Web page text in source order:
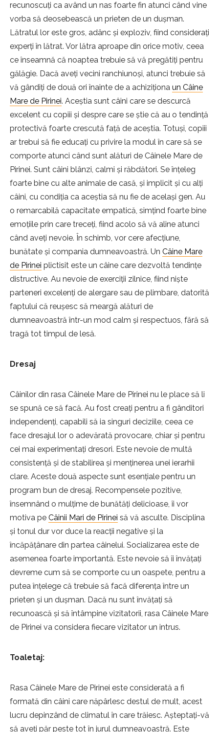
recunoscuți ca având un nas foarte fin atunci când vine
vorba să deosebească un prieten de un dușman.
Lătratul lor este gros, adânc și exploziv, fiind considerați
experți în lătrat. Vor lătra aproape din orice motiv, ceea
ce înseamnă că noaptea trebuie să vă pregătiți pentru
gălăgie. Dacă aveți vecini ranchiunoși, atunci trebuie să
vă gândiți de două ori înainte de a achiziționa un Câine
Mare de Pirinei. Aceștia sunt câini care se descurcă
excelent cu copiii și despre care se știe că au o tendință
protectivă foarte crescută față de aceștia. Totuși, copiii
ar trebui să fie educați cu privire la modul în care să se
comporte atunci când sunt alături de Câinele Mare de
Pirinei. Sunt câini blânzi, calmi și răbdători. Se înțeleg
foarte bine cu alte animale de casă, și implicit și cu alți
câini, cu condiția ca aceștia să nu fie de același gen. Au
o remarcabilă capacitate empatică, simțind foarte bine
emoțiile prin care treceți, fiind acolo să vă aline atunci
când aveți nevoie. În schimb, vor cere afecțiune,
bunătate și compania dumneavoastră. Un Câine Mare
de Pirinei plictisit este un câine care dezvoltă tendințe
distructive. Au nevoie de exerciții zilnice, fiind niște
parteneri excelenți de alergare sau de plimbare, datorită
faptului că reușesc să meargă alături de
dumneavoastră într-un mod calm și respectuos, fără să
tragă tot timpul de lesă.
Dresaj
Câinilor din rasa Câinele Mare de Pirinei nu le place să li
se spună ce să facă. Au fost creați pentru a fi gânditori
independenți, capabili să ia singuri deciziile, ceea ce
face dresajul lor o adevărată provocare, chiar și pentru
cei mai experimentați dresori. Este nevoie de multă
consistență și de stabilirea și menținerea unei ierarhii
clare. Aceste două aspecte sunt esențiale pentru un
program bun de dresaj. Recompensele pozitive,
însemnând o mulțime de bunătăți delicioase, îi vor
motiva pe Câinii Mari de Pirinei să vă asculte. Disciplina
și tonul dur vor duce la reacții negative și la
încăpățânare din partea câinelui. Socializarea este de
asemenea foarte importantă. Este nevoie să îi învățați
devreme cum să se comporte cu un oaspete, pentru a
putea înțelege că trebuie să facă diferența între un
prieten și un dușman. Dacă nu sunt învățați să
recunoască și să întâmpine vizitatorii, rasa Câinele Mare
de Pirinei va considera fiecare vizitator un intrus.
Toaletaj:
Rasa Câinele Mare de Pirinei este considerată a fi
formată din câini care năpârlesc destul de mult, acest
lucru depinzând de climatul în care trăiesc. Așteptați-vă
să aveți păr peste tot în jurul dumneavoastră. Este